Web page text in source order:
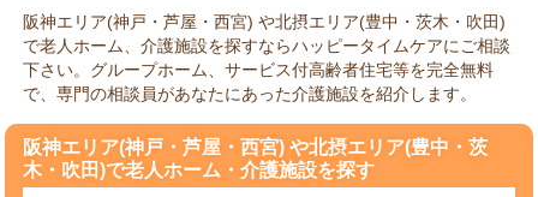
阪神エリア(神戸・芦屋・西宮) や北摂エリア(豊中・茨木・吹田)
で老人ホーム、介護施設を探すならハッピータイムケアにご相談
下さい。グループホーム、サービス付高齢者住宅等を完全無料
で、専門の相談員があなたにあった介護施設を紹介します。
阪神エリア(神戸・芦屋・西宮) や北摂エリア(豊中・茨
木・吹田)で老人ホーム・介護施設を探す